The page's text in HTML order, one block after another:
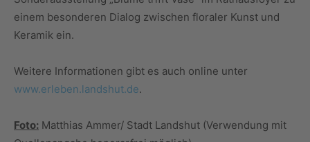
einem besonderen Dialog zwischen floraler Kunst und
Keramik ein.
Weitere Informationen gibt es auch online unter
www.erleben.landshut.de.
Foto: Matthias Ammer/ Stadt Landshut (Verwendung mit